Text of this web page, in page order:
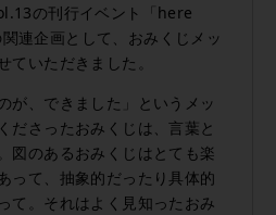
の刊行イベント「here
連企画として、おみくじメッ
ていただきました。
が、できました」というメッ
ださったおみくじは、言葉と
図のあるおみくじはとても楽
って、抽象的だったり具体的
て。それはよく見知ったおみ